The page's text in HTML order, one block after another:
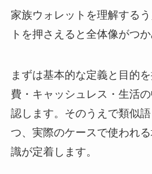
家族ウォレットを理解する
トを押さえると全体像がつ
まずは基本的な定義と目的
費・キャッシュレス・生活
認します。そのうえで類似
つ、実際のケースで使われ
識が定着します。